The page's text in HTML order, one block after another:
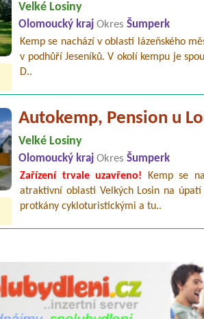
Velké Losiny
Olomoucký krajOkres Šumperk
Kemp se nachází v oblasti lázeňského
v podhůří Jeseníků. V okolí kempu je
D..
Autokemp, Pension u
Velké Losiny
Olomoucký krajOkres Šumperk
Zařízení trvale uzavřeno! Kemp se
atraktivní oblasti Velkých Losin na
protkány cykloturistickými a tu..